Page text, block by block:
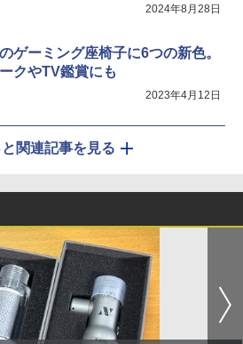
2024年8月28日
ゲーミング座椅子に6つの新色。
クやTV鑑賞にも
2023年4月12日
と関連記事を見る